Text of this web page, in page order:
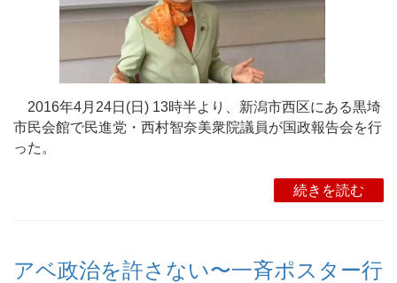
2016年4月24日(日) 13時半より、新潟市西区にある黒埼
市民会館で民進党・西村智奈美衆院議員が国政報告会を行
った。
続きを読む
アベ政治を許さない〜一斉ポスター行